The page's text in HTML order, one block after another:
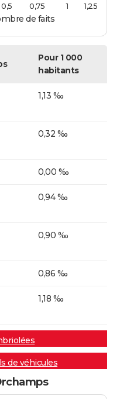
de faits
1
0,5 0,75 1,25
Pour 1 000
habitants
1,13 ‰
0,32 ‰
0,00 ‰
0,94 ‰
0,90 ‰
0,86 ‰
1,18 ‰
de véhicules